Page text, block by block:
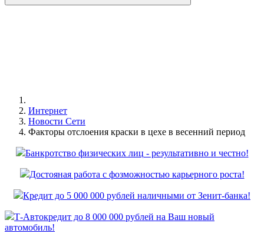
Интернет
Новости Сети
Факторы отслоения краски в цехе в весенний период
Банкротство физических лиц - результативно и честно!
Достояная работа с фозможностью карьерного роста!
Кредит до 5 000 000 рублей наличными от Зенит-банка!
Т-Автокредит до 8 000 000 рублей на Ваш новый
автомобиль!